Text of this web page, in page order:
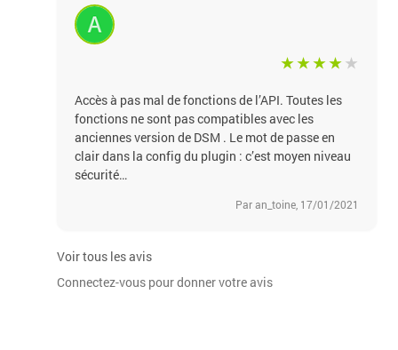
Accès à pas mal de fonctions de l’API. Toutes les
fonctions ne sont pas compatibles avec les
anciennes version de DSM . Le mot de passe en
clair dans la config du plugin : c’est moyen niveau
sécurité…
Par an_toine, 17/01/2021
Voir tous les avis
Connectez-vous pour donner votre avis